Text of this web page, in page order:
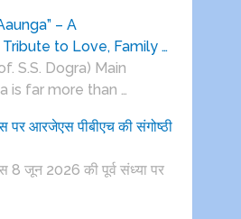
– A
to Love, Family …
S.S. Dogra) Main
is far more than …
पर आरजेएस पीबीएच की संगोष्ठी
8 जून 2026 की पूर्व संध्या पर